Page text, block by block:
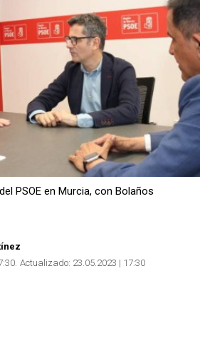
PSOE en Murcia, con Bolaños
Actualizado: 23.05.2023 | 17:30